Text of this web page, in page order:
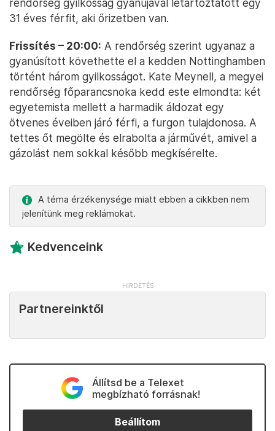
rendőrség gyilkosság gyanújával letartóztatott egy
31 éves férfit, aki őrizetben van.
Frissítés – 20:00: A rendőrség szerint ugyanaz a
gyanúsított követhette el a kedden Nottinghamben
történt három gyilkosságot. Kate Meynell, a megyei
rendőrség főparancsnoka kedd este elmondta: két
egyetemista mellett a harmadik áldozat egy
ötvenes éveiben járó férfi, a furgon tulajdonosa. A
tettes őt megölte és elrabolta a járművét, amivel a
gázolást nem sokkal később megkísérelte.
A téma érzékenysége miatt ebben a cikkben nem
jelenítünk meg reklámokat.
Kedvenceink
Partnereinktől
Állítsd be a Telexet
megbízható forrásnak!
Beállítom